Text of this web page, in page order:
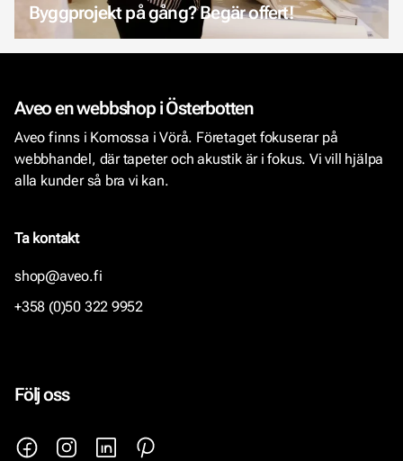
Byggprojekt på gång? Begär offert!
Aveo en webbshop i Österbotten
Aveo finns i Komossa i Vörå. Företaget fokuserar på
webbhandel, där tapeter och akustik är i fokus. Vi vill hjälpa
alla kunder så bra vi kan.
Ta kontakt
shop@aveo.fi
+358 (0)50 322 9952
Följ oss